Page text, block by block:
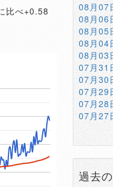
比べ+0.58
08月07
08月06
08月05
08月04
08月03
07月31
07月30
07月29
07月28
07月27
過去